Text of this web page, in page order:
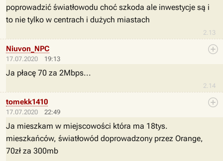
2.13
poprowadzić światłowodu choć szkoda ale inwestycje są i
to nie tylko w centrach i dużych miastach
17.07.2020 19:13
2.14
Niuvon_NPC
Ja płacę 70 za 2Mbps...
17.07.2020 22:49
tomekk1410
Ja mieszkam w miejscowości która ma 18tys.
mieszkańców, światłowód doprowadzony przez Orange,
70zł za 300mb